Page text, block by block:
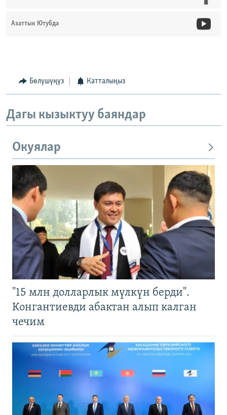
Азаттык Ютубда
Бөлүшүңүз Катталыңыз
Дагы кызыктуу баяндар
Окуялар
"15 млн долларлык мүлкүн берди".
Конгантиевди абактан алып калган
чечим